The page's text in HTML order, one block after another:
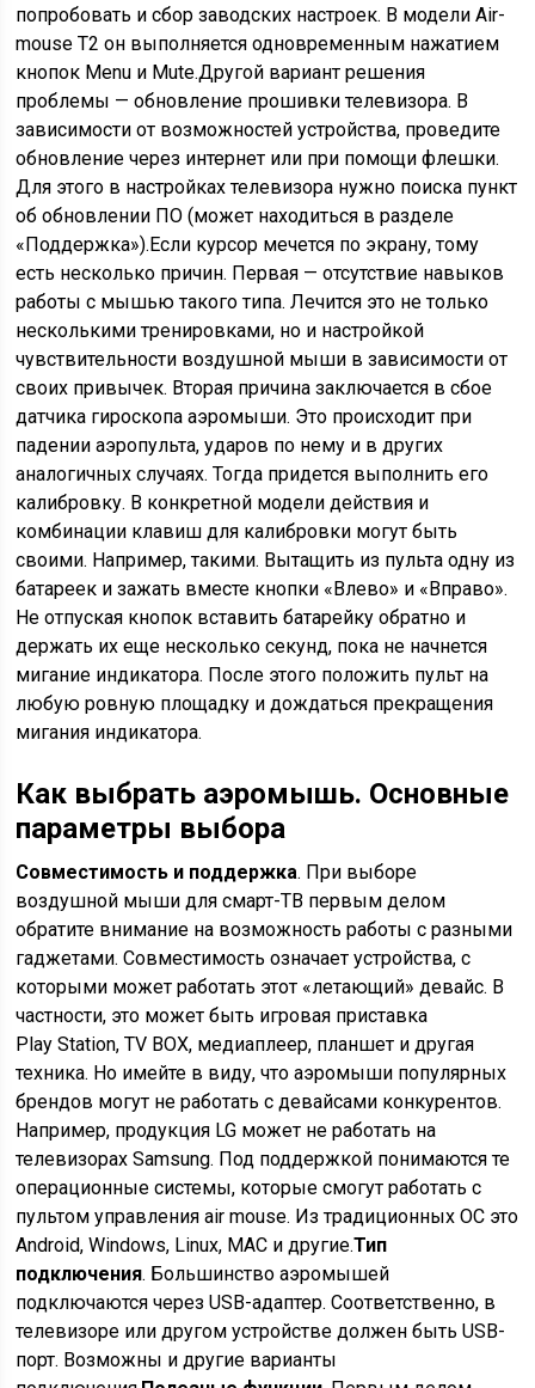
попробовать и сбор заводских настроек. В модели Air-
mouse T2 он выполняется одновременным нажатием
кнопок Menu и Mute.Другой вариант решения
проблемы — обновление прошивки телевизора. В
зависимости от возможностей устройства, проведите
обновление через интернет или при помощи флешки.
Для этого в настройках телевизора нужно поиска пункт
об обновлении ПО (может находиться в разделе
«Поддержка»).Если курсор мечется по экрану, тому
есть несколько причин. Первая — отсутствие навыков
работы с мышью такого типа. Лечится это не только
несколькими тренировками, но и настройкой
чувствительности воздушной мыши в зависимости от
своих привычек. Вторая причина заключается в сбое
датчика гироскопа аэромыши. Это происходит при
падении аэропульта, ударов по нему и в других
аналогичных случаях. Тогда придется выполнить его
калибровку. В конкретной модели действия и
комбинации клавиш для калибровки могут быть
своими. Например, такими. Вытащить из пульта одну из
батареек и зажать вместе кнопки «Влево» и «Вправо».
Не отпуская кнопок вставить батарейку обратно и
держать их еще несколько секунд, пока не начнется
мигание индикатора. После этого положить пульт на
любую ровную площадку и дождаться прекращения
мигания индикатора.
Как выбрать аэромышь. Основные
параметры выбора
Совместимость и поддержка. При выборе
воздушной мыши для смарт-ТВ первым делом
обратите внимание на возможность работы с разными
гаджетами. Совместимость означает устройства, с
которыми может работать этот «летающий» девайс. В
частности, это может быть игровая приставка
Play Station, TV BOX, медиаплеер, планшет и другая
техника. Но имейте в виду, что аэромыши популярных
брендов могут не работать с девайсами конкурентов.
Например, продукция LG может не работать на
телевизорах Samsung. Под поддержкой понимаются те
операционные системы, которые смогут работать с
пультом управления air mouse. Из традиционных ОС это
Android, Windows, Linux, MAC и другие.Тип
подключения. Большинство аэромышей
подключаются через USB-адаптер. Соответственно, в
телевизоре или другом устройстве должен быть USB-
порт. Возможны и другие варианты